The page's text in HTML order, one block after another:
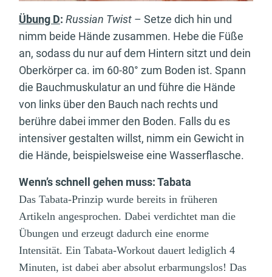
Übung D: Russian Twist – Setze dich hin und
nimm beide Hände zusammen. Hebe die Füße
an, sodass du nur auf dem Hintern sitzt und dein
Oberkörper ca. im 60-80° zum Boden ist. Spann
die Bauchmuskulatur an und führe die Hände
von links über den Bauch nach rechts und
berühre dabei immer den Boden. Falls du es
intensiver gestalten willst, nimm ein Gewicht in
die Hände, beispielsweise eine Wasserflasche.
Wenn’s schnell gehen muss: Tabata
Das Tabata-Prinzip wurde bereits in früheren
Artikeln angesprochen. Dabei verdichtet man die
Übungen und erzeugt dadurch eine enorme
Intensität. Ein Tabata-Workout dauert lediglich 4
Minuten, ist dabei aber absolut erbarmungslos! Das